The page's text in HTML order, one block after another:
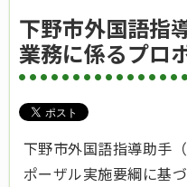
下野市外国語指
業務に係るプロ
下野市外国語指導助手
ポーザル実施要綱に基